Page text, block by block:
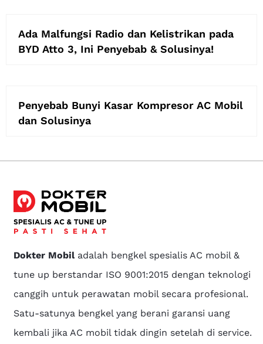
Ada Malfungsi Radio dan Kelistrikan pada
BYD Atto 3, Ini Penyebab & Solusinya!
Penyebab Bunyi Kasar Kompresor AC Mobil
dan Solusinya
Dokter Mobiladalah bengkel spesialis AC mobil &
tune up berstandar ISO 9001:2015 dengan teknologi
canggih untuk perawatan mobil secara profesional.
Satu-satunya bengkel yang berani garansi uang
kembali jika AC mobil tidak dingin setelah di service.